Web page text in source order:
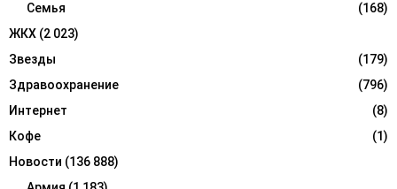
Семья
(168)
ЖКХ (2 023)
Звезды
(179)
Здравоохранение
(796)
Интернет
(8)
Кофе
(1)
Новости (136 888)